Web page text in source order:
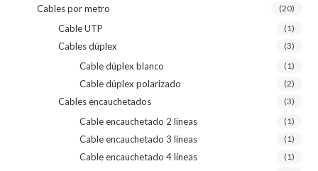
Cables por metro (20)
Cable UTP (1)
Cables dúplex (3)
Cable dúplex blanco (1)
Cable dúplex polarizado (2)
Cables encauchetados (3)
Cable encauchetado 2 líneas (1)
Cable encauchetado 3 líneas (1)
Cable encauchetado 4 líneas (1)